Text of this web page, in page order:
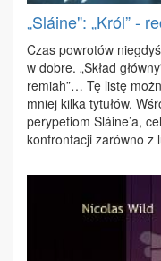
„Sláine": „Król” -
Czas po­wro­tów
w do­bre. „Skład
re­miah”… Tę li­stę
mniej kil­ka ty­tu­łów.
pe­ry­pe­tiom Sláine’a,
kon­fron­ta­cji za­rów­no z